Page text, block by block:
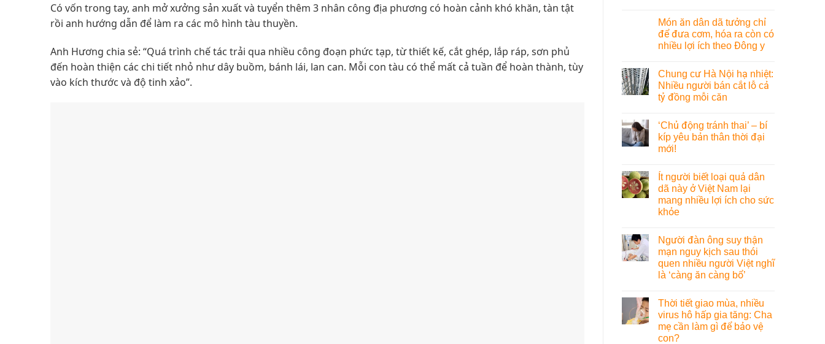
Có vốn trong tay, anh mở xưởng sản xuất và tuyển thêm 3 nhân công địa phương có hoàn cảnh khó khăn, tàn tật
rồi anh hướng dẫn để làm ra các mô hình tàu thuyền.
Anh Hương chia sẻ: “Quá trình chế tác trải qua nhiều công đoạn phức tạp, từ thiết kế, cắt ghép, lắp ráp, sơn phủ
đến hoàn thiện các chi tiết nhỏ như dây buồm, bánh lái, lan can. Mỗi con tàu có thể mất cả tuần để hoàn thành, tùy
vào kích thước và độ tinh xảo”.
Món ăn dân dã tưởng chỉ
để đưa cơm, hóa ra còn có
nhiều lợi ích theo Đông y
Chung cư Hà Nội hạ nhiệt:
Nhiều người bán cắt lỗ cả
tỷ đồng mỗi căn
‘Chủ động tránh thai’ – bí
kíp yêu bản thân thời đại
mới!
Ít người biết loại quả dân
dã này ở Việt Nam lại
mang nhiều lợi ích cho sức
khỏe
Người đàn ông suy thận
mạn nguy kịch sau thói
quen nhiều người Việt nghĩ
là ‘càng ăn càng bổ’
Thời tiết giao mùa, nhiều
virus hô hấp gia tăng: Cha
mẹ cần làm gì để bảo vệ
con?